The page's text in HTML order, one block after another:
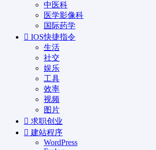
中医科
医学影像科
国际药学
IOS快捷指令
生活
社交
娱乐
工具
效率
视频
图片
求职创业
建站程序
WordPress